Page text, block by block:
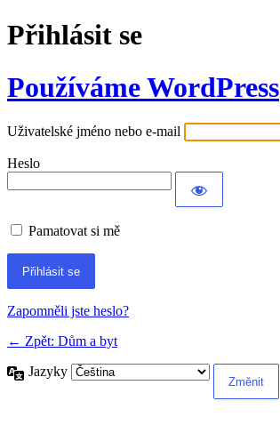
Přihlásit se
Používáme WordPress
Uživatelské jméno nebo e-mail
Heslo
Pamatovat si mě
Alternative:
Zapomněli jste heslo?
← Zpět: Dům a byt
Jazyky